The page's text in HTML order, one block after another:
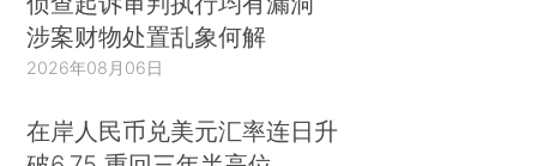
涉案财物处置乱象何解
2026年08月06日
在岸人民币兑美元汇率连日升